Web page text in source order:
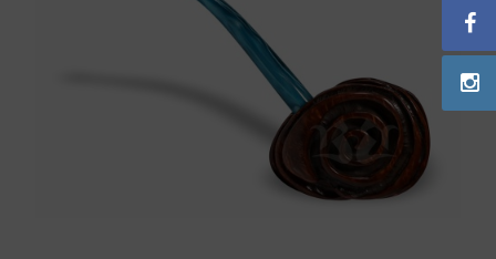
Suportes Bertoldi para Cachimbos